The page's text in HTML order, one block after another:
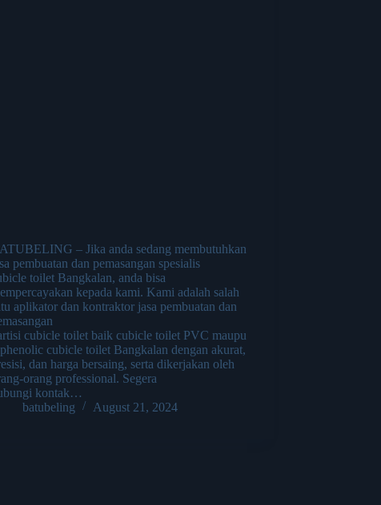
– Jika anda sedang membutuhkan
pembuatan dan pemasangan spesialis
toilet Bangkalan, anda bisa
kepada kami. Kami adalah salah
aplikator dan kontraktor jasa pembuatan dan
cubicle toilet baik cubicle toilet PVC maupu
cubicle toilet Bangkalan dengan akurat,
dan harga bersaing, serta dikerjakan oleh
orang professional. Segera
kontak…
batubeling
August 21, 2024